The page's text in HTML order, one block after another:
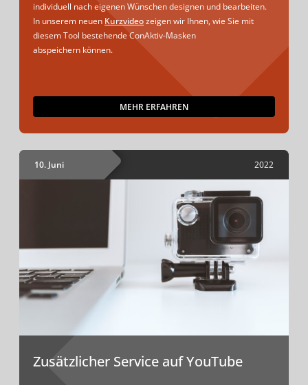
individuell nach eigenen Wünschen designen und bearbeiten.
In unserem neuen Kurzvideozeigen wir Ihnen, wie Sie mit
diesem Tool bestehende ConAktiv-Masken
abspeichern können.
MEHR ERFAHREN
10. Juni 2022
Zusätzlicher Service auf YouTube